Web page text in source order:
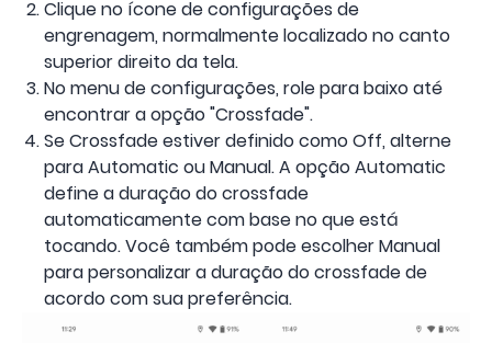
Clique no ícone de configurações de
engrenagem, normalmente localizado no canto
superior direito da tela.
No menu de configurações, role para baixo até
encontrar a opção "Crossfade".
Se Crossfade estiver definido como Off, alterne
para Automatic ou Manual. A opção Automatic
define a duração do crossfade
automaticamente com base no que está
tocando. Você também pode escolher Manual
para personalizar a duração do crossfade de
acordo com sua preferência.